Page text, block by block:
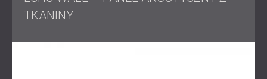
Ścianki szklane: Panele akustyczne tekstylne o
TKANINY